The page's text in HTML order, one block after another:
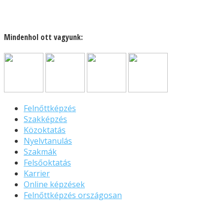
Mindenhol ott vagyunk:
Felnőttképzés
Szakképzés
Közoktatás
Nyelvtanulás
Szakmák
Felsőoktatás
Karrier
Online képzések
Felnőttképzés országosan